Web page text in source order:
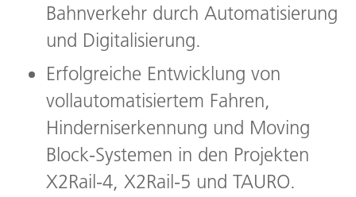
Bahnverkehr durch Automatisierung
und Digitalisierung.
Erfolgreiche Entwicklung von
vollautomatisiertem Fahren,
Hinderniserkennung und Moving
Block-Systemen in den Projekten
X2Rail-4, X2Rail-5 und TAURO.